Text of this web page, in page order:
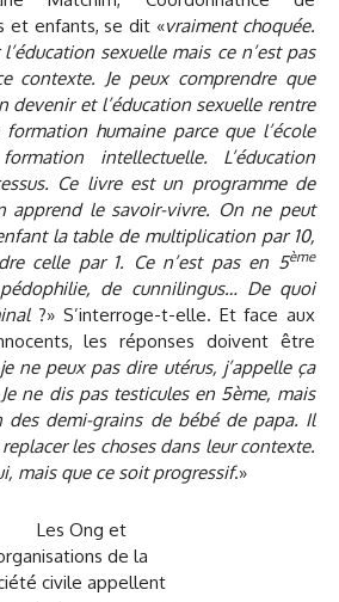
et enfants, se dit «vraiment choquée.
l’éducation sexuelle mais ce n’est pas
contexte. Je peux comprendre que
devenir et l’éducation sexuelle rentre
humaine parce que l’école
intellectuelle. L’éducation
Ce livre est un programme de
le savoir-vivre. On ne peut
la table de multiplication par 10,
celle par 1. Ce n’est pas en 5ème
de cunnilingus… De quoi
?» S’interroge-t-elle. Et face aux
les réponses doivent être
ne peux pas dire utérus, j’appelle ça
ne dis pas testicules en 5ème, mais
des demi-grains de bébé de papa. Il
les choses dans leur contexte.
mais que ce soit progressif.»